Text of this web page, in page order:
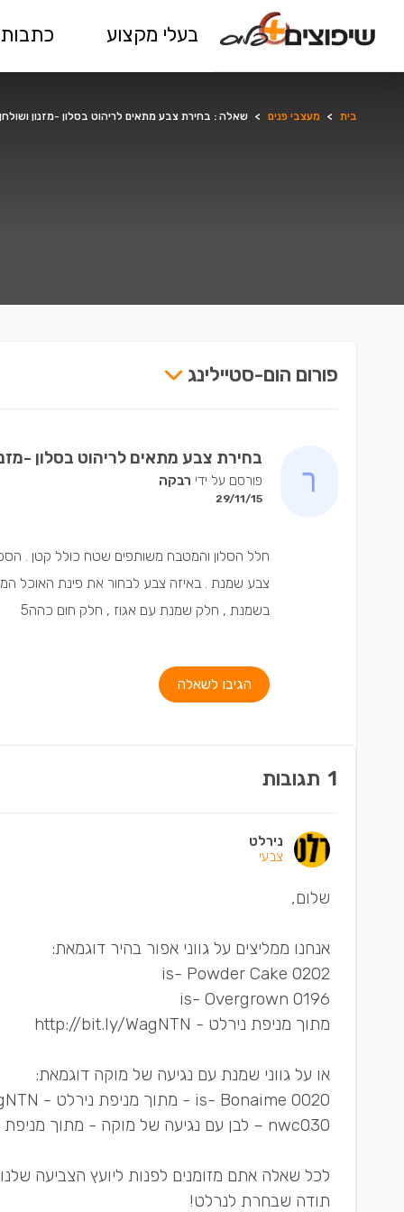
בעלי מקצוע
בית > מעצבי פנים > שאלה : בחירת צבע מתאים לריהוט בסלון -מזנון ושולחן
פורום הום-סטיילינג
בחירת צבע מתאים לריהוט בסלון -
פורסם על ידי רבקה
29/11/15
חלל הסלון והמטבח משותפים שטח כולל קטן .
צבע שמנת . באיזה צבע לבחור את פינת האוכל
בשמנת , חלק שמנת עם אגוז , חלק חום כהה5
הגיבו לשאלה
1 תגובות
נירלט
צבעי
שלום,
אנחנו ממליצים על גווני אפור בהיר דוגמאת:
0202 is- Powder Cake
0196 is- Overgrown
מתוך מניפת נירלט - http://bit.ly/WagNTN
או על גווני שמנת עם נגיעה של מוקה דוגמאת:
0020 is- Bonaime - מתוך מניפת נירלט - http://bit.ly/WagNTN
nwc030 – לבן עם נגיעה של מוקה - מתוך מניפת Nirlat White Collection - http://bit.ly/1kAgUUV -
לכל שאלה אתם מזומנים לפנות ליועץ הצביעה שלנו במספר –
תודה שבחרת לנרלט!